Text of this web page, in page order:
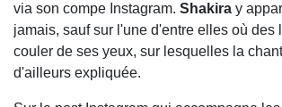
via son compe Instagram. Shakira y
jamais, sauf sur l'une d'entre elles où des
couler de ses yeux, sur lesquelles la
d'ailleurs expliquée.